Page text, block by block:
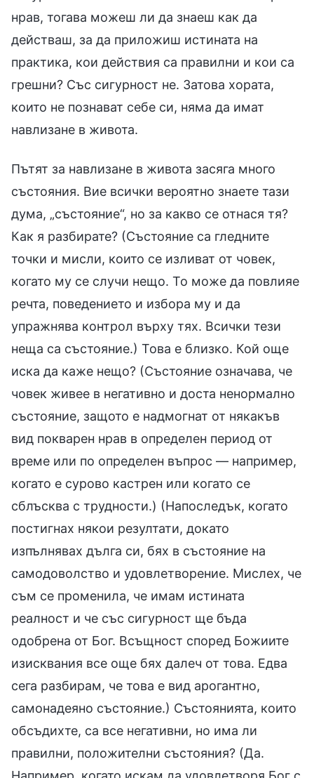
нрав, тогава можеш ли да знаеш как да
действаш, за да приложиш истината на
практика, кои действия са правилни и кои са
грешни? Със сигурност не. Затова хората,
които не познават себе си, няма да имат
навлизане в живота.
Пътят за навлизане в живота засяга много
състояния. Вие всички вероятно знаете тази
дума, „състояние“, но за какво се отнася тя?
Как я разбирате? (Състояние са гледните
точки и мисли, които се изливат от човек,
когато му се случи нещо. То може да повлияе
речта, поведението и избора му и да
упражнява контрол върху тях. Всички тези
неща са състояние.) Това е близко. Кой още
иска да каже нещо? (Състояние означава, че
човек живее в негативно и доста ненормално
състояние, защото е надмогнат от някакъв
вид покварен нрав в определен период от
време или по определен въпрос — например,
когато е сурово кастрен или когато се
сблъсква с трудности.) (Напоследък, когато
постигнах някои резултати, докато
изпълнявах дълга си, бях в състояние на
самодоволство и удовлетворение. Мислех, че
съм се променила, че имам истината
реалност и че със сигурност ще бъда
одобрена от Бог. Всъщност според Божиите
изисквания все още бях далеч от това. Едва
сега разбирам, че това е вид арогантно,
самонадеяно състояние.) Състоянията, които
обсъдихте, са все негативни, но има ли
правилни, положителни състояния? (Да.